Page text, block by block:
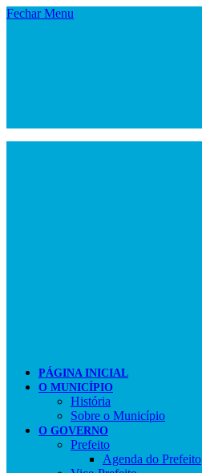
Fechar Menu
PÁGINA INICIAL
O MUNICÍPIO
História
Sobre o Município
O GOVERNO
Prefeito
Agenda do Prefeito